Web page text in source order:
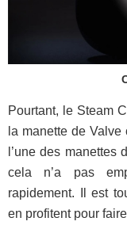
Pourtant, le Steam
la manette de Valve
l’une des
cela n’a pas
rapidement. Il est
en profitent pour